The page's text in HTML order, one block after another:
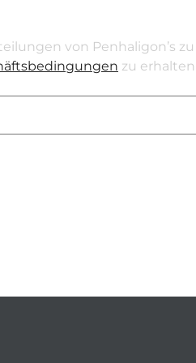
von Penhaligon’s
zu